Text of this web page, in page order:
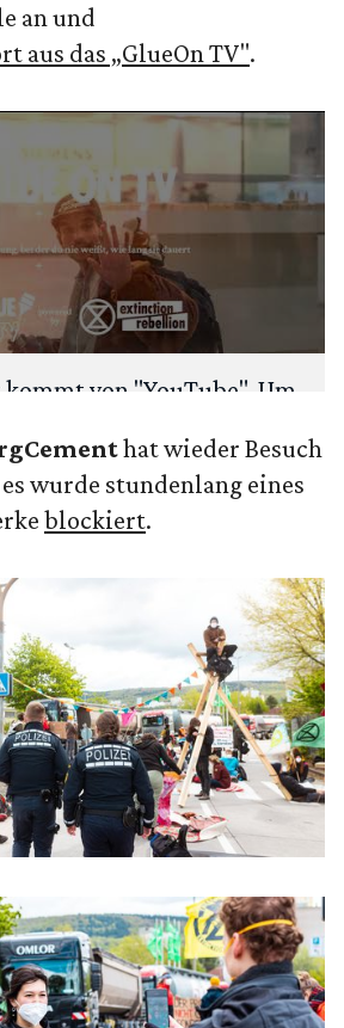
an und
aus das „GlueOn TV".
von "YouTube". Um
du den Inhalt laden?
IMMER LADEN
hat wieder Besuch
wurde stundenlang eines
blockiert.